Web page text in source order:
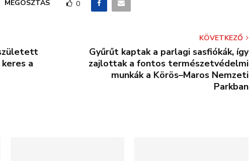
MEGOSZTÁS 0
a
KÖVETKEZŐ
Gyűrűt kaptak a parlagi sasfiókák, így
zajlottak a fontos természetvédelmi
munkák a Körös–Maros Nemzeti
Parkban